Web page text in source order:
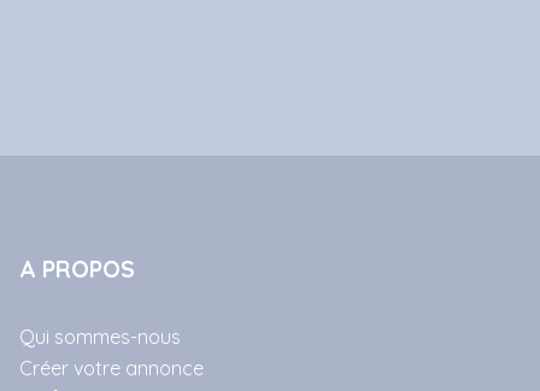
A PROPOS
Qui sommes-nous
Créer votre annonce